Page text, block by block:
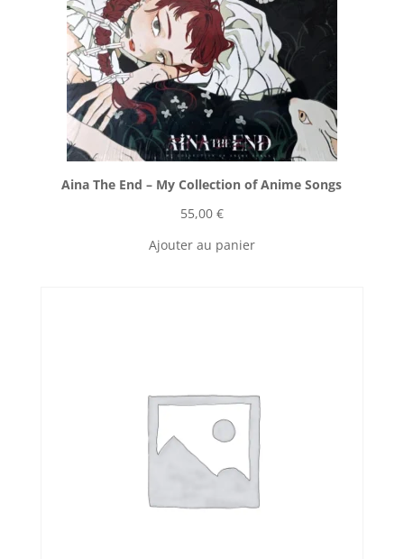
Aina The End ‎– My Collection of Anime Songs
55,00 €
Ajouter au panier